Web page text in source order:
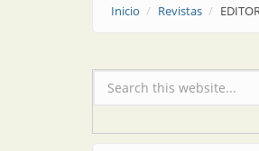
Inicio Revistas
Formulario de búsqueda